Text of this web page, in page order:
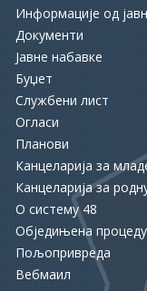
Информације од
Документи
Јавне набавке
Буџет
Службени лист
Огласи
Планови
Канцеларија за
Канцеларија за
О систему 48
Обједињена
Пољопривреда
Вебмаил
16.06.2026.
ПОЗИВА ЗА
15.06.2026.
ХУМАНОСТ КОЈА
ПРИЈЕМ ЗА
12.06.2026.